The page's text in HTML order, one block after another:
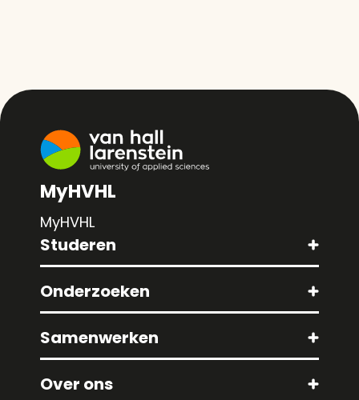
MyHVHL
MyHVHL
Studeren
Onderzoeken
Samenwerken
Over ons